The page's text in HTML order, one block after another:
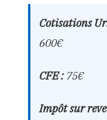
Cotisations
600€
CFE :75€
Impôt sur